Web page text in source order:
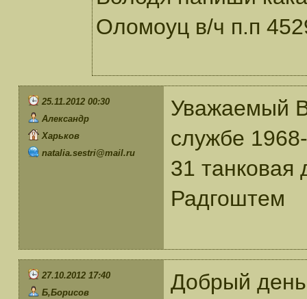
Оломоуц в/ч п.п
25.11.2012 00:30
Александр
Харьков
natalia.sestri@mail.ru
Уважаемый
службе
31 танковая
Радгоштем
27.10.2012 17:40
Б,Борисов
Добрый